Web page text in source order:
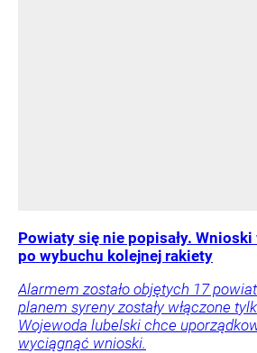
Powiaty się nie popisały.
po wybuchu kolejnej rakiety
Alarmem zostało objętych 17
planem syreny zostały włączone
Wojewoda lubelski chce
wyciągnąć wnioski.